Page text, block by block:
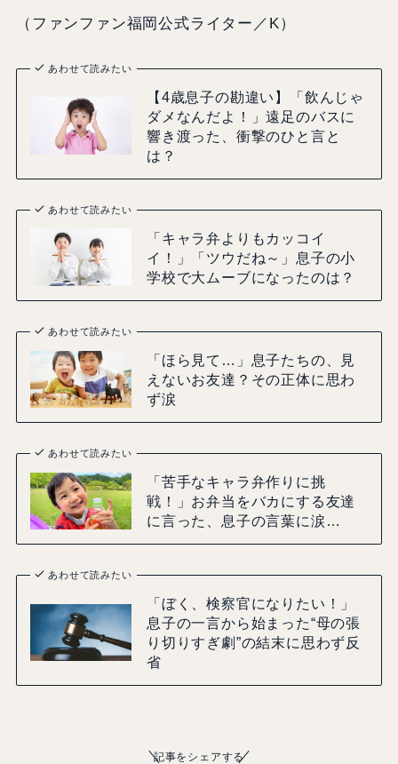
（ファンファン福岡公式ライター／K）
あわせて読みたい
【4歳息子の勘違い】「飲んじゃ
ダメなんだよ！」遠足のバスに
響き渡った、衝撃のひと言と
は？
あわせて読みたい
「キャラ弁よりもカッコイ
イ！」「ツウだね～」息子の小
学校で大ムーブになったのは？
あわせて読みたい
「ほら見て…」息子たちの、見
えないお友達？その正体に思わ
ず涙
あわせて読みたい
「苦手なキャラ弁作りに挑
戦！」お弁当をバカにする友達
に言った、息子の言葉に涙…
あわせて読みたい
「ぼく、検察官になりたい！」
息子の一言から始まった“母の張
り切りすぎ劇”の結末に思わず反
省
記事をシェアする